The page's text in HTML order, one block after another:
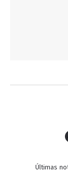
Últimas